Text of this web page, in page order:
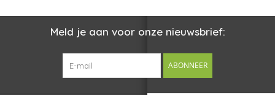
Meld je aan voor onze nieuwsbrief:
ABONNEER